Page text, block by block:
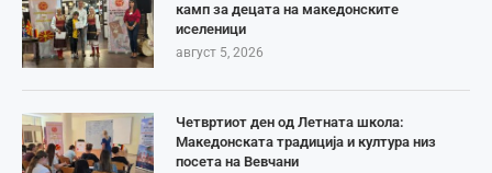
камп за децата на македонските
иселеници
август 5, 2026
Четвртиот ден од Летната школа:
Македонската традиција и култура низ
посета на Вевчани